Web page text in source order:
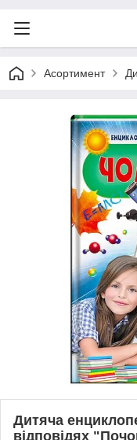
Асортимент
Дитяча
відповідях